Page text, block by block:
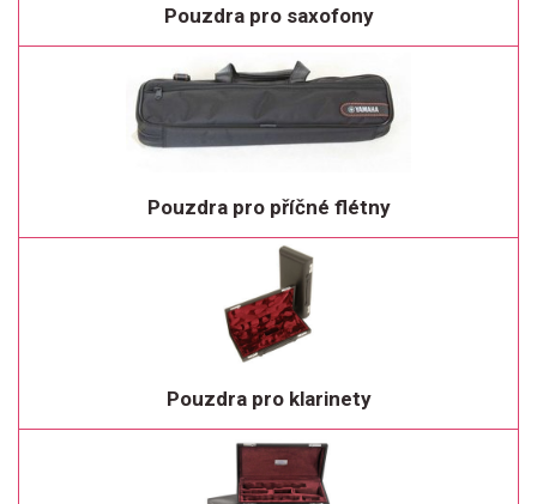
Pouzdra pro saxofony
Pouzdra pro příčné flétny
Pouzdra pro klarinety